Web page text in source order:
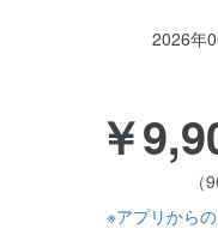
2026年
￥
※アプリから